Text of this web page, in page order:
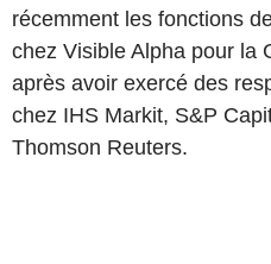
récemment les fonctions
chez Visible Alpha pour la
après avoir exercé des
chez IHS Markit, S&P
Thomson Reuters.